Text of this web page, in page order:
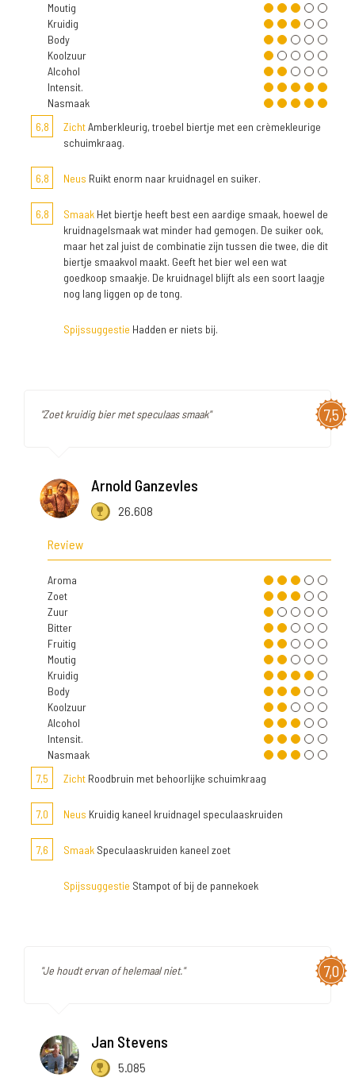
Moutig
Kruidig
Body
Koolzuur
Alcohol
Intensit.
Nasmaak
6,8
ZichtAmberkleurig, troebel biertje met een crèmekleurige
schuimkraag.
6,8 Neus Ruikt enorm naar kruidnagel en suiker.
6,8 Smaak Het biertje heeft best een aardige smaak, hoewel de
kruidnagelsmaak wat minder had gemogen. De suiker ook,
maar het zal juist de combinatie zijn tussen die twee, die dit
biertje smaakvol maakt. Geeft het bier wel een wat
goedkoop smaakje. De kruidnagel blijft als een soort laagje
nog lang liggen op de tong.
Spijssuggestie Hadden er niets bij.
7,5
"Zoet kruidig bier met speculaas smaak"
Arnold Ganzevles
26.608
Review
Aroma
Zoet
Zuur
Bitter
Fruitig
Moutig
Kruidig
Body
Koolzuur
Alcohol
Intensit.
Nasmaak
7,5
Zicht Roodbruin met behoorlijke schuimkraag
7,0 Neus Kruidig kaneel kruidnagel speculaaskruiden
7,6 Smaak Speculaaskruiden kaneel zoet
Spijssuggestie Stampot of bij de pannekoek
7,0
"Je houdt ervan of helemaal niet."
Jan Stevens
5.085